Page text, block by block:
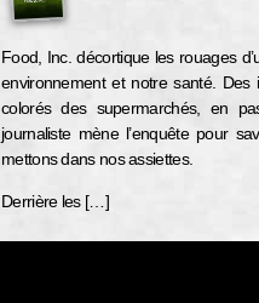
Food, Inc. décortique les rouages
environnement et notre santé.
colorés des supermarchés, en
journaliste mène l’enquête pour
mettons dans nos assiettes.
Derrière les […]